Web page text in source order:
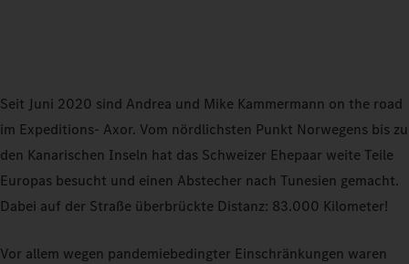
Seit Juni 2020 sind Andrea und Mike Kammermann on the road
im Expeditions‑ Axor. Vom nördlichsten Punkt Norwegens bis zu
den Kanarischen Inseln hat das Schweizer Ehepaar weite Teile
Europas besucht und einen Abstecher nach Tunesien gemacht.
Dabei auf der Straße überbrückte Distanz: 83.000 Kilometer!
Vor allem wegen pandemiebedingter Einschränkungen waren